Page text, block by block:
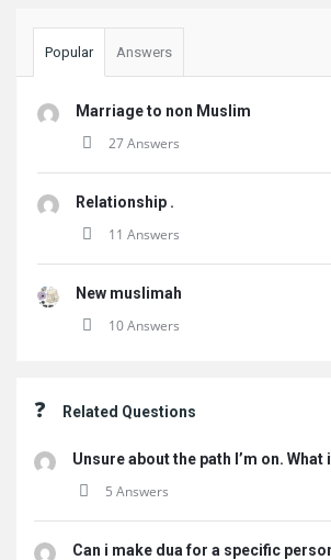
Popular Answers
Marriage to non Muslim
27 Answers
Relationship .
11 Answers
New muslimah
10 Answers
Related Questions
Unsure about the path I’m on. What
5 Answers
Can i make dua for a specific